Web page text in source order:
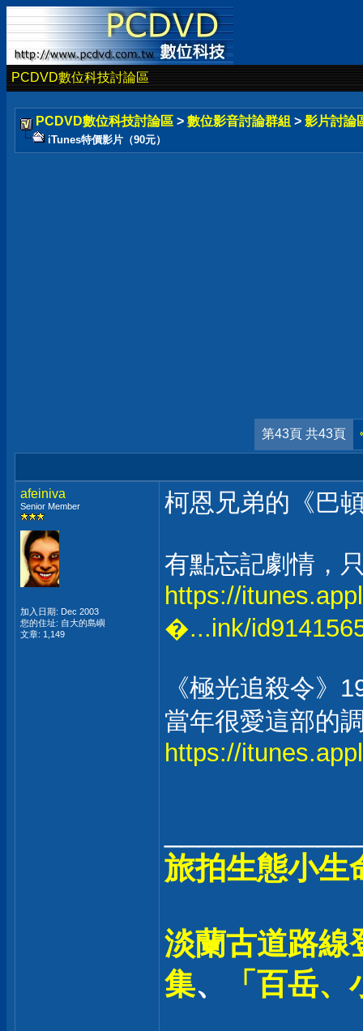
PCDVD數位科技討論區
PCDVD數位科技討論區 > 數位影音討論群組 > 影片討論
iTunes特價影片（90元）
第43頁 共43頁
afeiniva
Senior Member
加入日期: Dec 2003
您的住址: 自大的島嶼
文章: 1,149
柯恩兄弟的《巴
有點忘記劇情，
https://
�...ink/
《極光追殺令》
當年很愛這部的
https://
旅拍生態小生
淡蘭古道路線
集、 「百岳